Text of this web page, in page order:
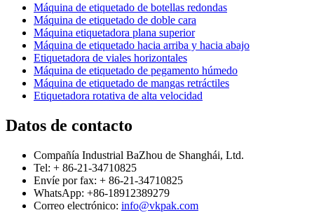
Máquina de etiquetado de botellas redondas
Máquina de etiquetado de doble cara
Máquina etiquetadora plana superior
Máquina de etiquetado hacia arriba y hacia abajo
Etiquetadora de viales horizontales
Máquina de etiquetado de pegamento húmedo
Máquina de etiquetado de mangas retráctiles
Etiquetadora rotativa de alta velocidad
Datos de contacto
Compañía Industrial BaZhou de Shanghái, Ltd.
Tel: + 86-21-34710825
Envíe por fax: + 86-21-34710825
WhatsApp: +86-18912389279
Correo electrónico: info@vkpak.com